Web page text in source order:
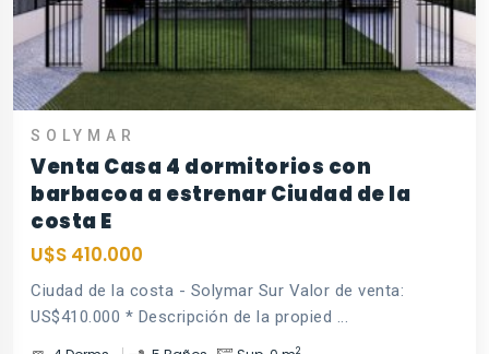
SOLYMAR
Venta Casa 4 dormitorios con
barbacoa a estrenar Ciudad de la
costa E
U$S 410.000
Ciudad de la costa - Solymar Sur Valor de venta:
US$410.000 * Descripción de la propied ...
2